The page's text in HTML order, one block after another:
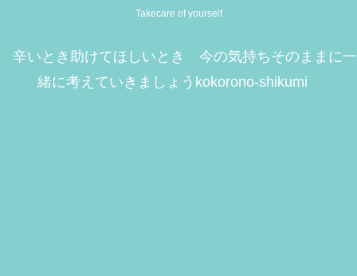
Takecare of yourself
辛いとき助けてほしいとき 今の気持ちそのままに一
緒に考えていきましょうkokorono-shikumi